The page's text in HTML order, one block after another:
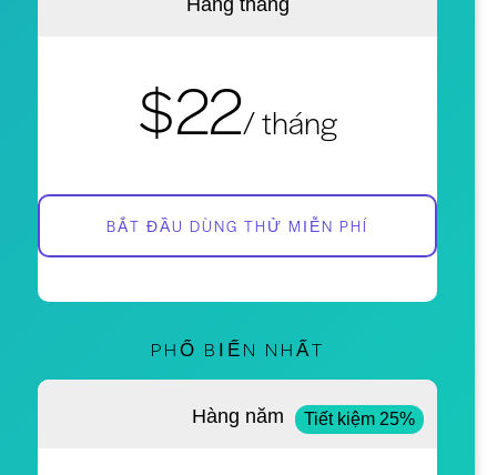
Hàng tháng
$22/ tháng
BẮT ĐẦU DÙNG THỬ MIỄN PHÍ
PHỔ BIẾN NHẤT
Hàng năm Tiết kiệm 25%